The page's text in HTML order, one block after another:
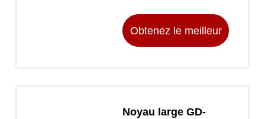
d'achat, généralement
pendant 5 jours après
Obtenez le meilleur
Noyau large GD-